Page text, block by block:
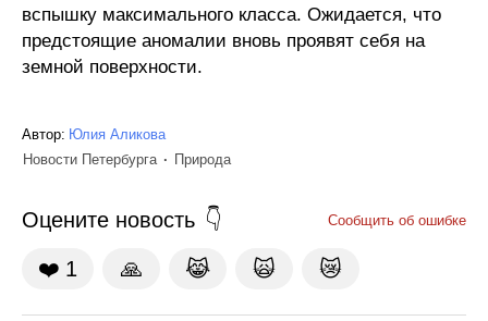
вспышку максимального класса. Ожидается, что
предстоящие аномалии вновь проявят себя на
земной поверхности.
Автор: Юлия Аликова
Новости Петербурга
Природа
Оцените новость Сообщить об ошибке
❤️ 1 🙏 😹 🙀 😿